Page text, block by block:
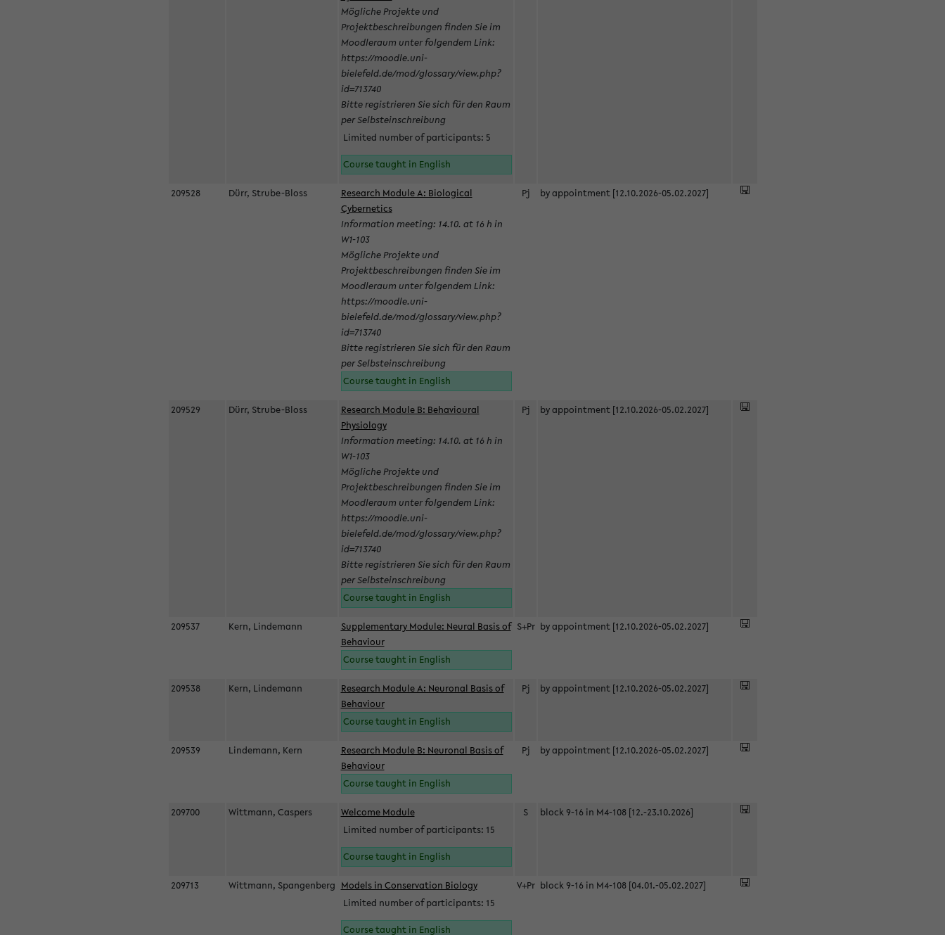
Mögliche Projekte und
Projektbeschreibungen finden Sie im
Moodleraum unter folgendem Link:
https://moodle.uni-
bielefeld.de/mod/glossary/view.php?
id=713740
Bitte registrieren Sie sich für den Raum
per Selbsteinschreibung
Limited number of participants: 5
Course taught in English
209528 Dürr, Strube-Bloss
Research Module A: Biological
Cybernetics
Information meeting: 14.10. at 16 h in
W1-103
Mögliche Projekte und
Projektbeschreibungen finden Sie im
Moodleraum unter folgendem Link:
https://moodle.uni-
bielefeld.de/mod/glossary/view.php?
id=713740
Bitte registrieren Sie sich für den Raum
per Selbsteinschreibung
Course taught in English
Pj by appointment [12.10.2026-05.02.2027]
209529 Dürr, Strube-Bloss
Research Module B: Behavioural
Physiology
Information meeting: 14.10. at 16 h in
W1-103
Mögliche Projekte und
Projektbeschreibungen finden Sie im
Moodleraum unter folgendem Link:
https://moodle.uni-
bielefeld.de/mod/glossary/view.php?
id=713740
Bitte registrieren Sie sich für den Raum
per Selbsteinschreibung
Course taught in English
Pj by appointment [12.10.2026-05.02.2027]
209537 Kern, Lindemann
Supplementary Module: Neural Basis of
Behaviour
Course taught in English
S+Pr by appointment [12.10.2026-05.02.2027]
209538 Kern, Lindemann
Research Module A: Neuronal Basis of
Behaviour
Course taught in English
Pj by appointment [12.10.2026-05.02.2027]
209539 Lindemann, Kern
Research Module B: Neuronal Basis of
Behaviour
Course taught in English
Pj by appointment [12.10.2026-05.02.2027]
209700 Wittmann, Caspers
Welcome Module
Limited number of participants: 15
Course taught in English
S block 9-16 in M4-108 [12.-23.10.2026]
209713 Wittmann, Spangenberg Models in Conservation Biology
Limited number of participants: 15
Course taught in English
V+Pr block 9-16 in M4-108 [04.01.-05.02.2027]